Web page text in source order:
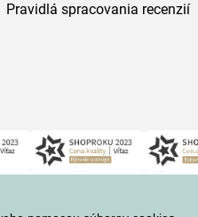
Pravidlá spracovania recenzií